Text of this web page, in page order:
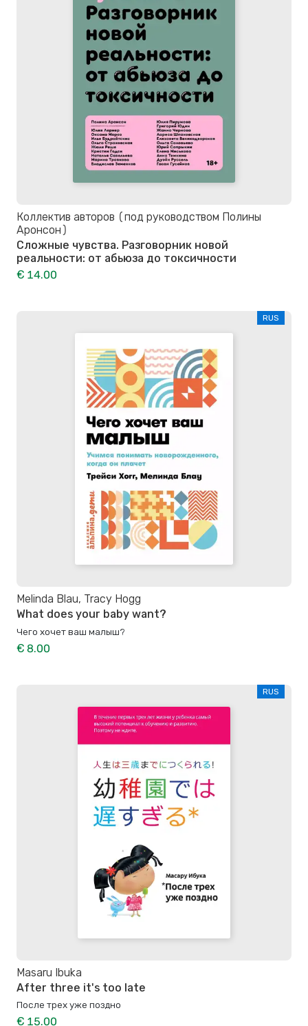
Коллектив авторов (под руководством Полины
Аронсон)
Сложные чувства. Разговорник новой
реальности: от абьюза до токсичности
€ 14.00
RUS
Melinda Blau, Tracy Hogg
What does your baby want?
Чего хочет ваш малыш?
€ 8.00
RUS
Masaru Ibuka
After three it's too late
После трех уже поздно
€ 15.00